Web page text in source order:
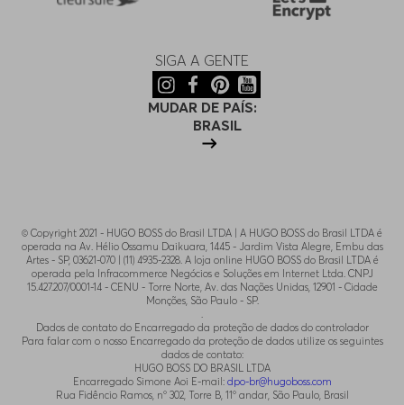
SIGA A GENTE
MUDAR DE PAÍS:
BRASIL
© Copyright 2021 - HUGO BOSS do Brasil LTDA | A HUGO BOSS do Brasil LTDA é
operada na Av. Hélio Ossamu Daikuara, 1445 - Jardim Vista Alegre, Embu das
Artes - SP, 03621-070 | (11) 4935-2328. A loja online HUGO BOSS do Brasil LTDA é
operada pela Infracommerce Negócios e Soluções em Internet Ltda. CNPJ
15.427.207/0001-14 - CENU - Torre Norte, Av. das Nações Unidas, 12901 - Cidade
Monções, São Paulo - SP.
.
Dados de contato do Encarregado da proteção de dados do controlador
Para falar com o nosso Encarregado da proteção de dados utilize os seguintes
dados de contato:
HUGO BOSS DO BRASIL LTDA
Encarregado Simone Aoi E-mail: dpo-br@hugoboss.com
Rua Fidêncio Ramos, n° 302, Torre B, 11° andar, São Paulo, Brasil